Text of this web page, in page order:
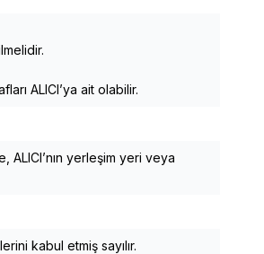
ALICI’ya ait olabilir.
ALICI’nın yerleşim yeri veya
kabul etmiş sayılır.